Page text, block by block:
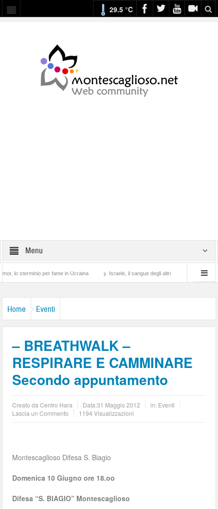
29.5 °C
Menu
per fame in Ucraina Israele, il sangue degli altri Lotta di classe… tra
Home Eventi
– BREATHWALK –
RESPIRARE E CAMMINARE
Secondo appuntamento
Creato daCentro Hara Data:31 Maggio 2012 in: Eventi
Lascia un Commento
1194 Visualizzazioni
Montescaglioso Difesa S. Biagio
Domenica 10 Giugno ore 18.oo
Difesa “S. BIAGIO” Montescaglioso